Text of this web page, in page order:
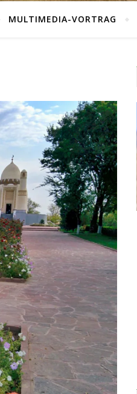
MULTIMEDIA-VORTRAG